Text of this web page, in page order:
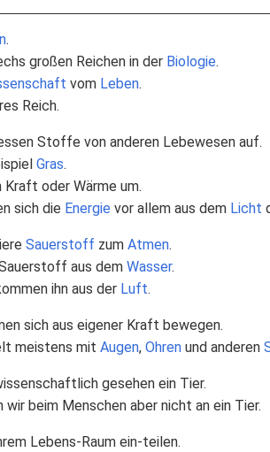
.
großen Reichen in der Biologie.
vom Leben.
Reich.
Stoffe von anderen Lebewesen auf.
Gras.
Kraft oder Wärme um.
sich die Energie vor allem aus dem Licht
Sauerstoff zum Atmen.
aus dem Wasser.
ihn aus der Luft.
sich aus eigener Kraft bewegen.
meistens mit Augen, Ohren und anderen
gesehen ein Tier.
wir beim Menschen aber nicht an ein Tier.
Lebens-Raum ein-teilen.